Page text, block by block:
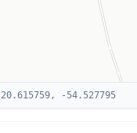
, -54.527795